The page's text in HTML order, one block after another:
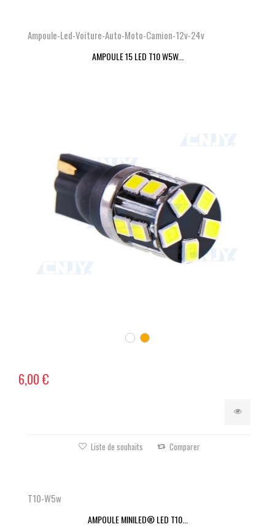
Ampoule-Led-Voiture-Auto-Moto-Camion-12v-24v
AMPOULE 15 LED T10 W5W...
6,00 €
Liste de souhaits Comparer
T10-W5w
AMPOULE MINILED® LED T10...